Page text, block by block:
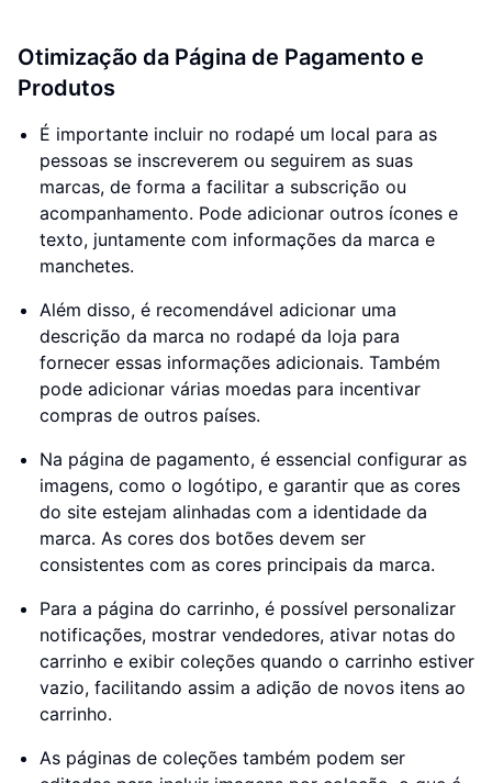
Otimização da Página de Pagamento e
Produtos
É importante incluir no rodapé um local para as
pessoas se inscreverem ou seguirem as suas
marcas, de forma a facilitar a subscrição ou
acompanhamento. Pode adicionar outros ícones e
texto, juntamente com informações da marca e
manchetes.
Além disso, é recomendável adicionar uma
descrição da marca no rodapé da loja para
fornecer essas informações adicionais. Também
pode adicionar várias moedas para incentivar
compras de outros países.
Na página de pagamento, é essencial configurar as
imagens, como o logótipo, e garantir que as cores
do site estejam alinhadas com a identidade da
marca. As cores dos botões devem ser
consistentes com as cores principais da marca.
Para a página do carrinho, é possível personalizar
notificações, mostrar vendedores, ativar notas do
carrinho e exibir coleções quando o carrinho estiver
vazio, facilitando assim a adição de novos itens ao
carrinho.
As páginas de coleções também podem ser